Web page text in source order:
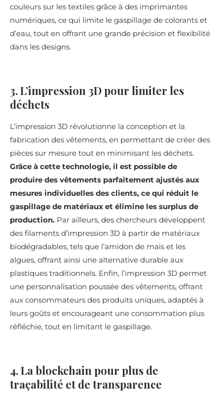
couleurs sur les textiles grâce à des imprimantes
numériques, ce qui limite le gaspillage de colorants et
d’eau, tout en offrant une grande précision et flexibilité
dans les designs.
3. L’impression 3D pour limiter les
déchets
L’impression 3D révolutionne la conception et la
fabrication des vêtements, en permettant de créer des
pièces sur mesure tout en minimisant les déchets.
Grâce à cette technologie, il est possible de
produire des vêtements parfaitement ajustés aux
mesures individuelles des clients, ce qui réduit le
gaspillage de matériaux et élimine les surplus de
production. Par ailleurs, des chercheurs développent
des filaments d’impression 3D à partir de matériaux
biodégradables, tels que l’amidon de maïs et les
algues, offrant ainsi une alternative durable aux
plastiques traditionnels. Enfin, l’impression 3D permet
une personnalisation poussée des vêtements, offrant
aux consommateurs des produits uniques, adaptés à
leurs goûts et encourageant une consommation plus
réfléchie, tout en limitant le gaspillage.
4. La blockchain pour plus de
traçabilité et de transparence